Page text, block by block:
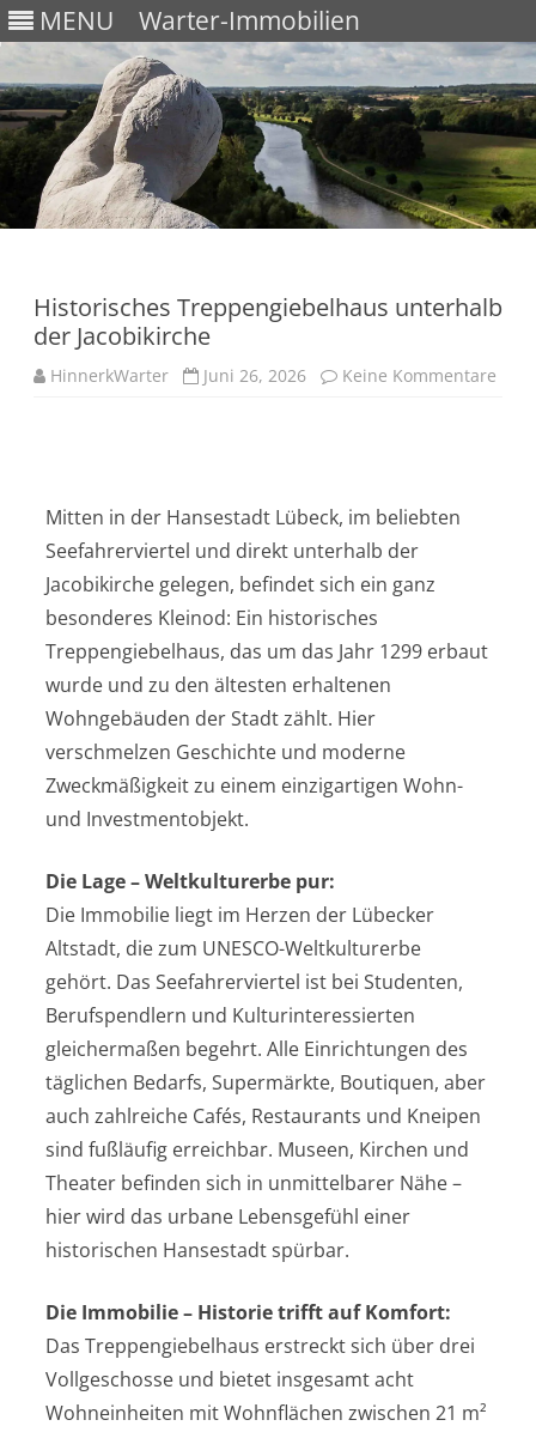
MENU Warter-Immobilien
Historisches Treppengiebelhaus unterhalb
der Jacobikirche
HinnerkWarter Juni 26, 2026 Keine Kommentare
Mitten in der Hansestadt Lübeck, im beliebten
Seefahrerviertel und direkt unterhalb der
Jacobikirche gelegen, befindet sich ein ganz
besonderes Kleinod: Ein historisches
Treppengiebelhaus, das um das Jahr 1299 erbaut
wurde und zu den ältesten erhaltenen
Wohngebäuden der Stadt zählt. Hier
verschmelzen Geschichte und moderne
Zweckmäßigkeit zu einem einzigartigen Wohn-
und Investmentobjekt.
Die Lage – Weltkulturerbe pur:
Die Immobilie liegt im Herzen der Lübecker
Altstadt, die zum UNESCO-Weltkulturerbe
gehört. Das Seefahrerviertel ist bei Studenten,
Berufspendlern und Kulturinteressierten
gleichermaßen begehrt. Alle Einrichtungen des
täglichen Bedarfs, Supermärkte, Boutiquen, aber
auch zahlreiche Cafés, Restaurants und Kneipen
sind fußläufig erreichbar. Museen, Kirchen und
Theater befinden sich in unmittelbarer Nähe –
hier wird das urbane Lebensgefühl einer
historischen Hansestadt spürbar.
Die Immobilie – Historie trifft auf Komfort:
Das Treppengiebelhaus erstreckt sich über drei
Vollgeschosse und bietet insgesamt acht
Wohneinheiten mit Wohnflächen zwischen 21 m²